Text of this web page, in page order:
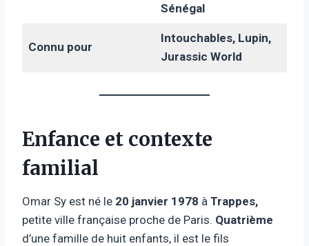
Sénégal
Connu pour
Intouchables, Lupin,
Jurassic World
Enfance et contexte
familial
Omar Sy est né le 20 janvier 1978 à Trappes,
petite ville française proche de Paris. Quatrième
d’une famille de huit enfants, il est le fils